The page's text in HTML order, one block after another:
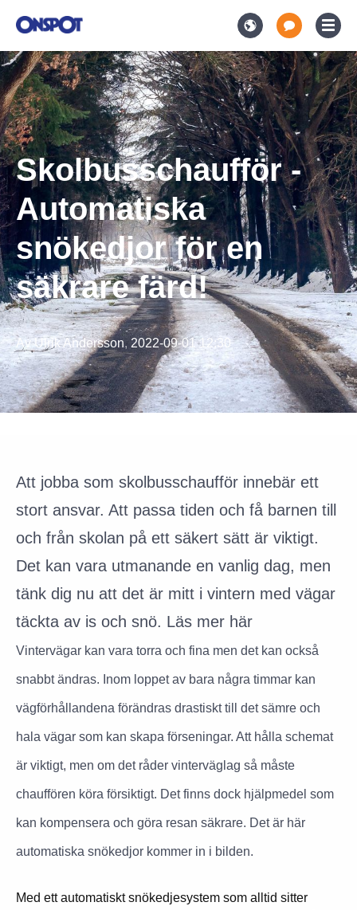
Skolbusschaufför -
Automatiska
snökedjor för en
säkrare färd!
Av Ulrik Andersson, 2022-09-01 12:30
Att jobba som skolbusschaufför innebär ett
stort ansvar. Att passa tiden och få barnen till
och från skolan på ett säkert sätt är viktigt.
Det kan vara utmanande en vanlig dag, men
tänk dig nu att det är mitt i vintern med vägar
täckta av is och snö. Läs mer här
Vintervägar kan vara torra och fina men det kan också
snabbt ändras. Inom loppet av bara några timmar kan
vägförhållandena förändras drastiskt till det sämre och
hala vägar som kan skapa förseningar. Att hålla schemat
är viktigt, men om det råder vinterväglag så måste
chauffören köra försiktigt. Det finns dock hjälpmedel som
kan kompensera och göra resan säkrare. Det är här
automatiska snökedjor kommer in i bilden.
Med ett automatiskt snökedjesystem som alltid sitter